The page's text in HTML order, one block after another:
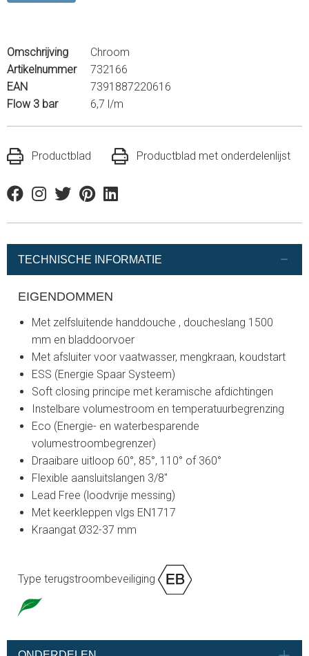
Omschrijving
Chroom
Artikelnummer
732166
EAN
7391887220616
Flow 3 bar
6,7 l/m
Productblad Productblad met onderdelenlijst
FacebookInstagram
TwitterPinterestLinkedin
TECHNISCHE INFORMATIE
EIGENDOMMEN
Met zelfsluitende handdouche , doucheslang 1500
mm en bladdoorvoer
Met afsluiter voor vaatwasser, mengkraan, koudstart
ESS (Energie Spaar Systeem)
Soft closing principe met keramische afdichtingen
Instelbare volumestroom en temperatuurbegrenzing
Eco (Energie- en waterbesparende
volumestroombegrenzer)
Draaibare uitloop 60°, 85°, 110° of 360°
Flexible aansluitslangen 3/8"
Lead Free (loodvrije messing)
Met keerkleppen vlgs EN1717
Kraangat Ø32-37 mm
Type terugstroombeveiliging